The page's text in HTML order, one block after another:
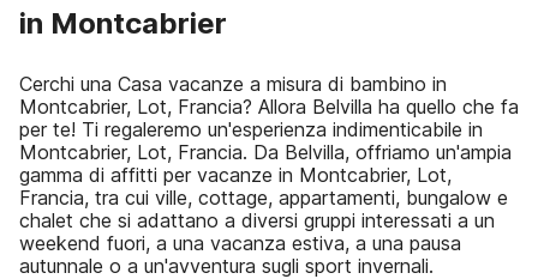
in Montcabrier
Cerchi una Casa vacanze a misura di bambino in
Montcabrier, Lot, Francia? Allora Belvilla ha quello che fa
per te! Ti regaleremo un'esperienza indimenticabile in
Montcabrier, Lot, Francia. Da Belvilla, offriamo un'ampia
gamma di affitti per vacanze in Montcabrier, Lot,
Francia, tra cui ville, cottage, appartamenti, bungalow e
chalet che si adattano a diversi gruppi interessati a un
weekend fuori, a una vacanza estiva, a una pausa
autunnale o a un'avventura sugli sport invernali.